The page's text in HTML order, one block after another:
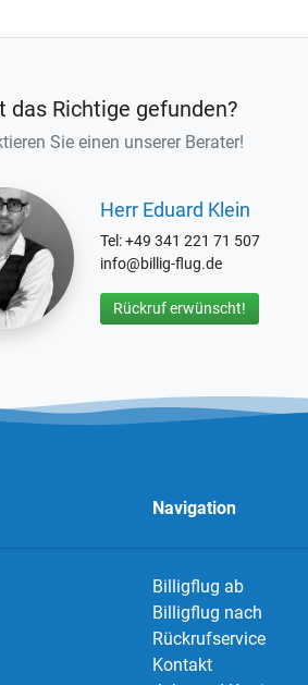
das Richtige gefunden?
Sie einen unserer Berater!
Herr Eduard Klein
Tel: +49 341 221 71 507
info@billig-flug.de
Rückruf erwünscht!
Navigation
Billigflug ab
Billigflug nach
Rückrufservice
Kontakt